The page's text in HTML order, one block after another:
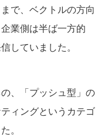
で、ベクトルの方向
業側は半ば一方的
していました。
、「プッシュ型」の
ィングというカテゴ
。